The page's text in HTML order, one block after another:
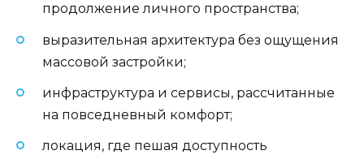
продолжение личного пространства;
выразительная архитектура без ощущения
массовой застройки;
инфраструктура и сервисы, рассчитанные
на повседневный комфорт;
локация, где пешая доступность